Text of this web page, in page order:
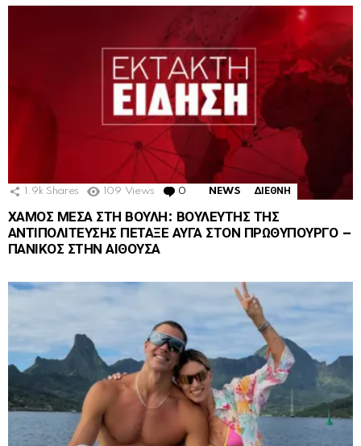
1.9k Shares 109 Views 0 Comments
NEWS ΔΙΕΘΝΗ
ΧΑΜΟΣ ΜΕΣΑ ΣΤΗ ΒΟΥΛΗ: ΒΟΥΛΕΥΤΗΣ ΤΗΣ
ΑΝΤΙΠΟΛΙΤΕΥΣΗΣ ΠΕΤΑΞΕ ΑΥΓΑ ΣΤΟΝ ΠΡΩΘΥΠΟΥΡΓΟ –
ΠΑΝΙΚΟΣ ΣΤΗΝ ΑΙΘΟΥΣΑ